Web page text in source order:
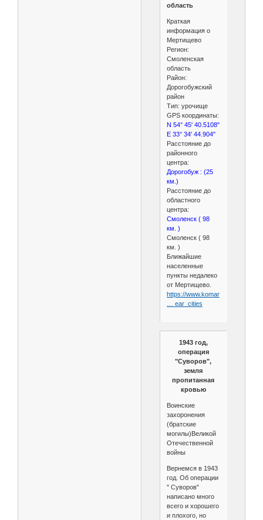
область
Краткая
информация о
Мертищево
Регион:
Смоленская
область
Район:
Дорогобужский
район
Тип: урочище
GPS координаты:
N 54° 45' 40.5108"
E 33° 34' 44.904"
Расстояние до
районного
центра:
Дорогобуж : (25
км.)
Расстояние до
областного
центра:
Смоленск ( 98
км. )
Смоленск ( 98
км. )
Ближайшие
населенные
пункты недалеко
от Мертищево.
https://www.komandirovka.ru/
… ear_cities
1943 год,
операция
"Суворов",
земля
пропитанная
кровью
Воинские
захоронения
(братские
могилы)Великой
Отечественной
войны
Вернемся в 1943
год. Об операции
" Суворов"
написано много
всего и хорошего
и плохого, но